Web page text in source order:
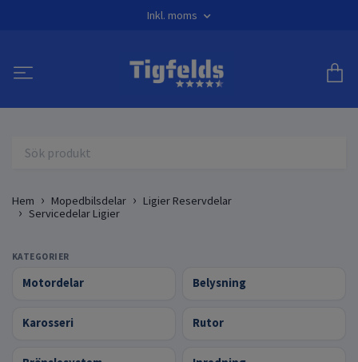
Inkl. moms
Hem Mopedbilsdelar
Ligier Reservdelar
Servicedelar Ligier
KATEGORIER
Motordelar Belysning
Karosseri Rutor